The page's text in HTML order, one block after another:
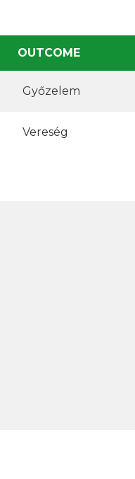
OUTCOME
Győzelem
Vereség